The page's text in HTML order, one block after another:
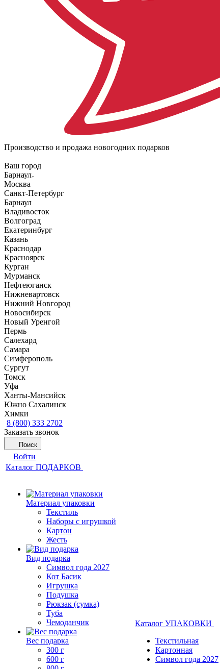
Производство и продажа новогодних подарков
Ваш город
Барнаул
Москва
Санкт-Петербург
Барнаул
Владивосток
Волгоград
Екатеринбург
Казань
Краснодар
Красноярск
Курган
Мурманск
Нефтеюганск
Нижневартовск
Нижний Новгород
Новосибирск
Новый Уренгой
Пермь
Салехард
Самара
Симферополь
Сургут
Томск
Уфа
Ханты-Мансийск
Южно Сахалинск
Химки
8 (800) 333 2702
Заказать звонок
Поиск
Войти
Каталог ПОДАРКОВ
Материал упаковки
Текстиль
Наборы с игрушкой
Картон
Жесть
Вид подарка
Символ года 2027
Кот Басик
Игрушка
Подушка
Рюкзак (сумка)
Туба
Чемоданчик
Вес подарка
300 г
600 г
Каталог УПАКОВКИ
Текстильная
Картонная
Символ года 2027